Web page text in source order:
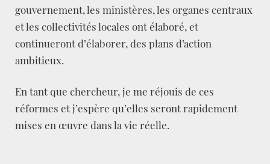
gouvernement, les ministères, les organes centraux
et les collectivités locales ont élaboré, et
continueront d’élaborer, des plans d’action
ambitieux.
En tant que chercheur, je me réjouis de ces
réformes et j’espère qu’elles seront rapidement
mises en œuvre dans la vie réelle.